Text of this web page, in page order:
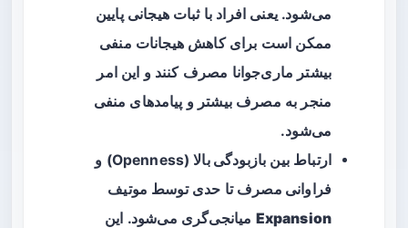
می‌شود. یعنی افراد با ثبات هیجانی پایین
ممکن است برای کاهش هیجانات منفی
بیشتر ماری‌جوانا مصرف کنند و این امر
منجر به مصرف بیشتر و پیامدهای منفی
می‌شود.
ارتباط بین بازبودگی بالا(Openness) و
فراوانی مصرف تا حدی توسط موتیف
Expansion میانجی‌گری می‌شود. این